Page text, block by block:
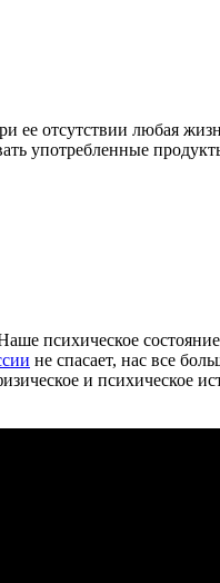
отсутствии любая
употребленные
психическое
не спасает, нас все
и психическое